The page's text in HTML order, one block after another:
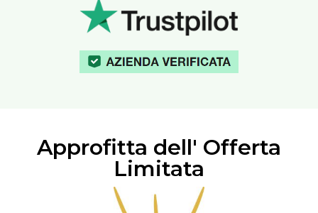
Approfitta dell' Offerta
Limitata